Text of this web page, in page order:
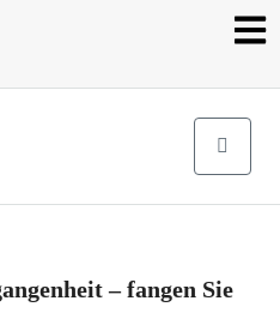
– fangen Sie